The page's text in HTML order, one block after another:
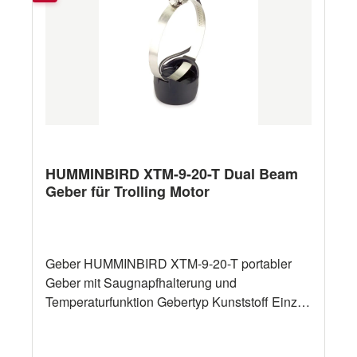
Leistungsfähigkeit des Schwingers.
HUMMINBIRD XTM-9-20-T Dual Beam
Geber für Trolling Motor
Geber HUMMINBIRD XTM-9-20-T portabler
Geber mit Saugnapfhalterung und
Temperaturfunktion Gebertyp Kunststoff Einzel-